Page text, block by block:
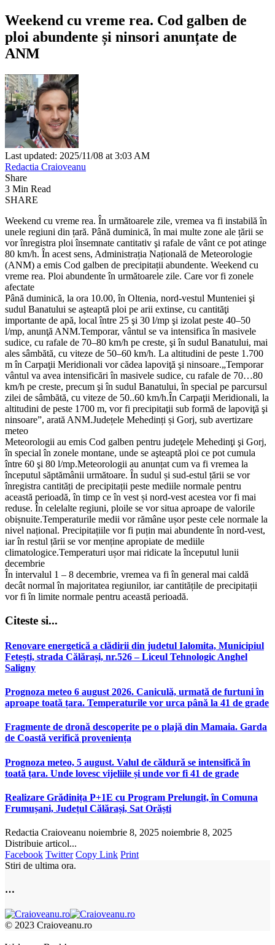
Weekend cu vreme rea. Cod galben de
ploi abundente și ninsori anunțate de
ANM
Last updated: 2025/11/08 at 3:03 AM
Redactia Craioveanu
Share
3 Min Read
SHARE
Weekend cu vreme rea. În următoarele zile, vremea va fi instabilă în
unele regiuni din țară. Până duminică, în mai multe zone ale țării se
vor înregistra ploi însemnate cantitativ şi rafale de vânt ce pot atinge
80 km/h. În acest sens, Administrația Națională de Meteorologie
(ANM) a emis Cod galben de precipitații abundente. Weekend cu
vreme rea. Ploi abundente în următoarele zile. Care vor fi zonele
afectate
Până duminică, la ora 10.00, în Oltenia, nord-vestul Munteniei şi
sudul Banatului se aşteaptă ploi pe arii extinse, cu cantităţi
importante de apă, local între 25 şi 30 l/mp şi izolat peste 40–50
l/mp, anunţă ANM.Temporar, vântul se va intensifica în masivele
sudice, cu rafale de 70–80 km/h pe creste, şi în sudul Banatului, mai
ales sâmbătă, cu viteze de 50–60 km/h. La altitudini de peste 1.700
m în Carpaţii Meridionali vor cădea lapoviţă şi ninsoare.„Temporar
vântul va avea intensificări în masivele sudice, cu rafale de 70…80
km/h pe creste, precum şi în sudul Banatului, în special pe parcursul
zilei de sâmbătă, cu viteze de 50..60 km/h.În Carpaţii Meridionali, la
altitudini de peste 1700 m, vor fi precipitaţii sub formă de lapoviţă şi
ninsoare”, arată ANM.Județele Mehedinți și Gorj, sub avertizare
meteo
Meteorologii au emis Cod galben pentru judeţele Mehedinţi şi Gorj,
în special în zonele montane, unde se aşteaptă ploi ce pot cumula
între 60 şi 80 l/mp.Meteorologii au anunțat cum va fi vremea la
începutul săptămânii următoare. În sudul și sud-estul țării se vor
înregistra cantități de precipitații peste mediile normale pentru
această perioadă, în timp ce în vest și nord-vest acestea vor fi mai
reduse. În celelalte regiuni, ploile se vor situa aproape de valorile
obișnuite.Temperaturile medii vor rămâne ușor peste cele normale la
nivel național. Precipitațiile vor fi puțin mai abundente în nord-vest,
iar în restul țării se vor menține apropiate de mediile
climatologice.Temperaturi ușor mai ridicate la începutul lunii
decembrie
În intervalul 1 – 8 decembrie, vremea va fi în general mai caldă
decât normal în majoritatea regiunilor, iar cantitățile de precipitații
vor fi în limite normale pentru această perioadă.
Citeste si...
Renovare energetică a clădirii din judetul Ialomita, Municipiul
Fetești, strada Călărași, nr.526 – Liceul Tehnologic Anghel
Saligny
Prognoza meteo 6 august 2026. Caniculă, urmată de furtuni în
aproape toată țara. Temperaturile vor urca până la 41 de grade
Fragmente de dronă descoperite pe o plajă din Mamaia. Garda
de Coastă verifică proveniența
Prognoza meteo, 5 august. Valul de căldură se intensifică în
toată țara. Unde lovesc vijeliile și unde vor fi 41 de grade
Realizare Grădinița P+1E cu Program Prelungit, în Comuna
Frumușani, Județul Călărași, Sat Orăști
Redactia Craioveanu noiembrie 8, 2025 noiembrie 8, 2025
Distribuie articol...
Facebook Twitter Copy Link Print
Stiri de ultima ora.
…
© 2023 Craioveanu.ro